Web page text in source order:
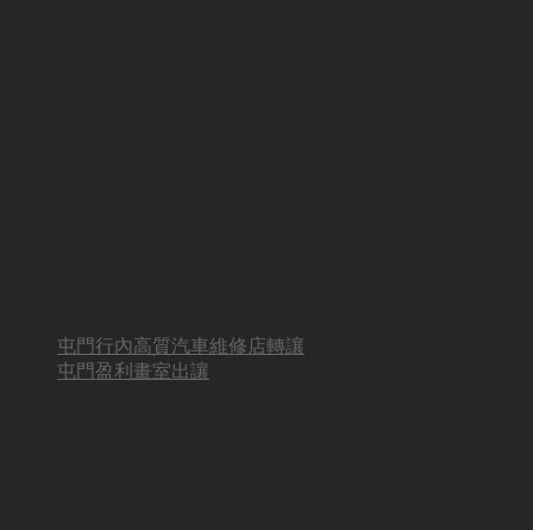
屯門行內高質汽車維修店轉讓
屯門盈利畫室出讓